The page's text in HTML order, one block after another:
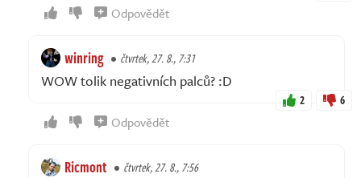
Odpovědět
winring čtvrtek, 27. 8., 7:31
WOW tolik negativních palců? :D
2 6
Odpovědět
Ricmont čtvrtek, 27. 8., 7:56